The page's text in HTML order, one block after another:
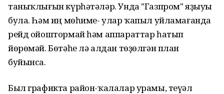
таныҡлығын күрһәтәләр. Унда "Газпром" яҙыуы
була. Һәм иң мөһиме- улар ҡапыл уйламағанда
рейд ойоштормай һәм аппараттар һатып
йөрөмәй. Бөтәһе лә алдан төҙөлгән план
буйынса.
Был графикта район-ҡалалар урамы, теүәл